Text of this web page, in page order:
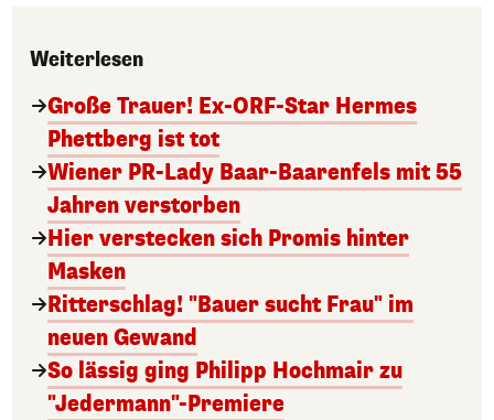
Weiterlesen
Große Trauer! Ex-ORF-Star Hermes
Phettberg ist tot
Wiener PR-Lady Baar-Baarenfels mit 55
Jahren verstorben
Hier verstecken sich Promis hinter
Masken
Ritterschlag! "Bauer sucht Frau" im
neuen Gewand
So lässig ging Philipp Hochmair zu
"Jedermann"-Premiere